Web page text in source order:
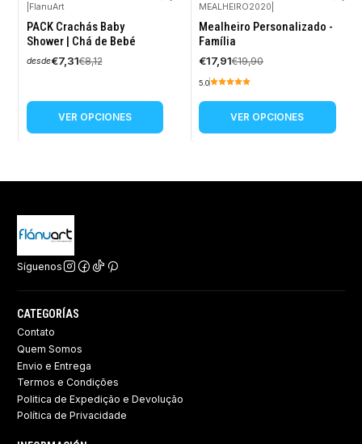
-10%
OFF
FlanuArt
PACK Crachás Baby
Shower | Chá de Bebé
desde€7,31€8,12
VER OPCIONES
-10%
OFF
MEALHEIRO2020
Mealheiro Personalizado -
Família
€17,91€19,90
5.0
VER OPCIONES
Síguenos
CATEGORÍAS
Contato
Quem Somos
Envio e Entrega
Termos e Condições
Politica de Expedição e Devolução ​
Política de Privacidade